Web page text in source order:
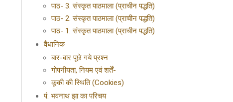
पाठ- 3. संस्कृत पाठमाला (प्राचीन पद्धति)
पाठ- 2. संस्कृत पाठमाला (प्राचीन पद्धति)
पाठ- 1. संस्कृत पाठमाला (प्राचीन पद्धति)
वैधानिक
बार-बार पूछे गये प्रश्न
गोपनीयता, नियम एवं शर्तें-
कूकी की स्थिति (Cookies)
पं. भवनाथ झा का परिचय